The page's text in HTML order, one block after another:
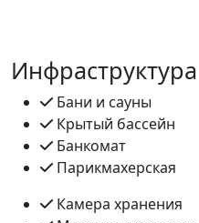
Инфраструктура
Бани и сауны
Крытый бассейн
Банкомат
Парикмахерская
Камера хранения